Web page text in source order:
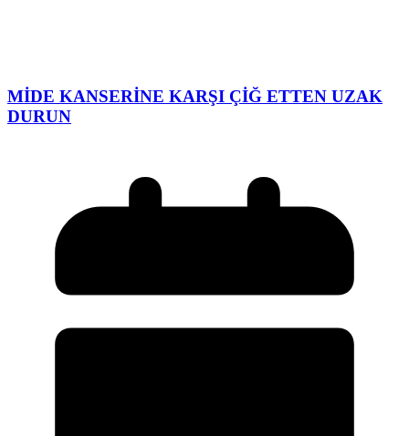
MİDE KANSERİNE KARŞI ÇİĞ ETTEN UZAK
DURUN